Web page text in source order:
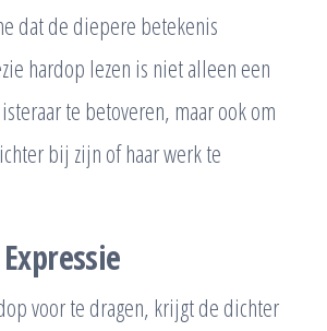
dat de diepere betekenis
hardop lezen is niet alleen een
te betoveren, maar ook om
bij zijn of haar werk te
voor te dragen, krijgt de dichter